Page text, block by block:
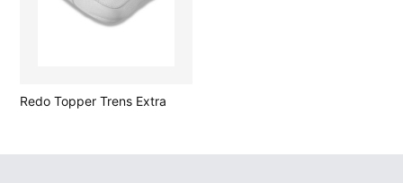
Redo Topper Trens Extra